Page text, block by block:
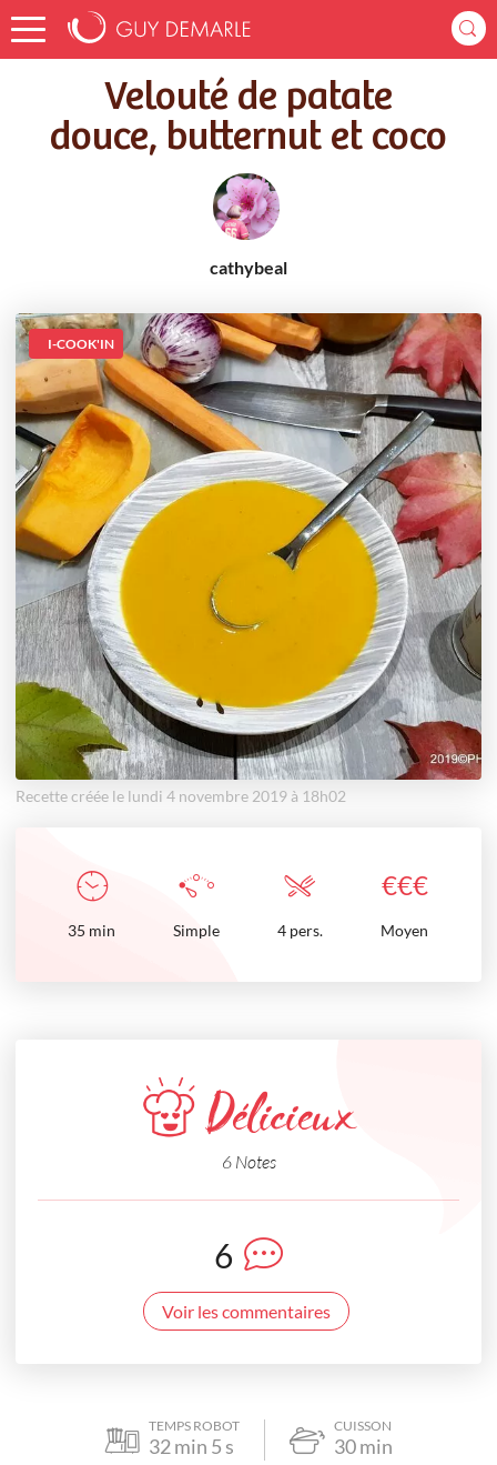
Accueil
Recettes
Velouté de patate douce, butternut et coco
Velouté de patate
douce, butternut et coco
cathybeal
I-COOK'IN
Recette créée le lundi 4 novembre 2019 à 18h02
€€€
35 min Simple 4 pers. Moyen
Délicieux
6 Notes
6
Voir les commentaires
TEMPS ROBOT
32min 5 s
CUISSON
30min